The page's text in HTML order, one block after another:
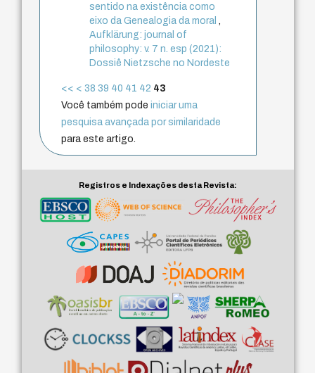
sentido na existência como
eixo da Genealogia da moral,
Aufklärung: journal of
philosophy: v. 7 n. esp (2021):
Dossiê Nietzsche no Nordeste
<< < 38 39 40 41 42 43
Você também podeiniciar uma
pesquisa avançada por similaridade
para este artigo.
Registros e Indexações desta Revista: